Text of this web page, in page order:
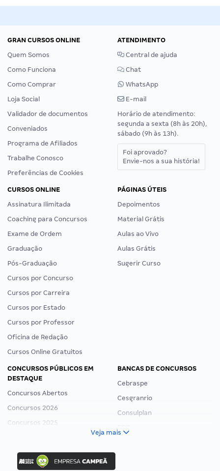
GRAN CURSOS ONLINE
Quem Somos
Como Funciona
Como Comprar
Loja Social
Validador de documentos
Conveniados
Programa de Afiliados
Trabalhe Conosco
Preferências de Cookies
ATENDIMENTO
Central de ajuda
Chat
WhatsApp
E-mail
Horário de atendimento:
segunda a sexta (8h às 20h),
sábado (9h às 13h).
Foi aprovado?
Envie-nos a sua história!
CURSOS ONLINE
Assinatura Ilimitada
Coaching para Concursos
Exame de Ordem
Graduação
Pós-Graduação
Cursos por Concurso
Cursos por Carreira
Cursos por Estado
Cursos por Professor
Oficina de Redação
Cursos Online Gratuitos
PÁGINAS ÚTEIS
Depoimentos
Material Grátis
Aulas ao Vivo
Aulas Grátis
Sugerir Curso
CONCURSOS PÚBLICOS EM
DESTAQUE
Concursos Abertos
Concursos 2026
Concursos 2025
Concurso Ibama
Concurso MPU
BANCAS DE CONCURSOS
Cebraspe
Cesgranrio
Consulplan
Veja mais